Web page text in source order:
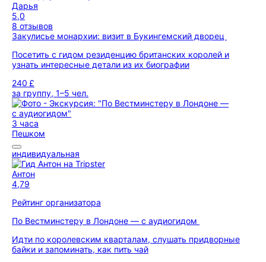
Дарья
5,0
8 отзывов
Закулисье монархии: визит в Букингемский дворец
Посетить с гидом резиденцию британских королей и
узнать интересные детали из их биографии
240 £
за группу, 1–5 чел.
3 часа
Пешком
индивидуальная
Антон
4,79
Рейтинг организатора
По Вестминстеру в Лондоне — с аудиогидом
Идти по королевским кварталам, слушать придворные
байки и запоминать, как пить чай